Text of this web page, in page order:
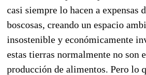
casi siempre lo hacen a expensas
boscosas, creando un espacio
insostenible y económicamente
estas tierras normalmente no son
producción de alimentos. Pero lo